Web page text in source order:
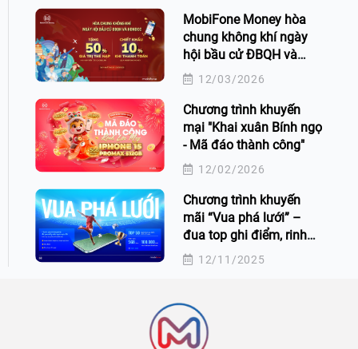
dụng MobiFone Money
MobiFone Money hòa
chung không khí ngày
hội bầu cử ĐBQH và
HĐND các cấp
12/03/2026
Chương trình khuyến
mại "Khai xuân Bính ngọ
- Mã đáo thành công"
12/02/2026
Chương trình khuyến
mãi “Vua phá lưới” –
đua top ghi điểm, rinh
quà cực đã!
12/11/2025